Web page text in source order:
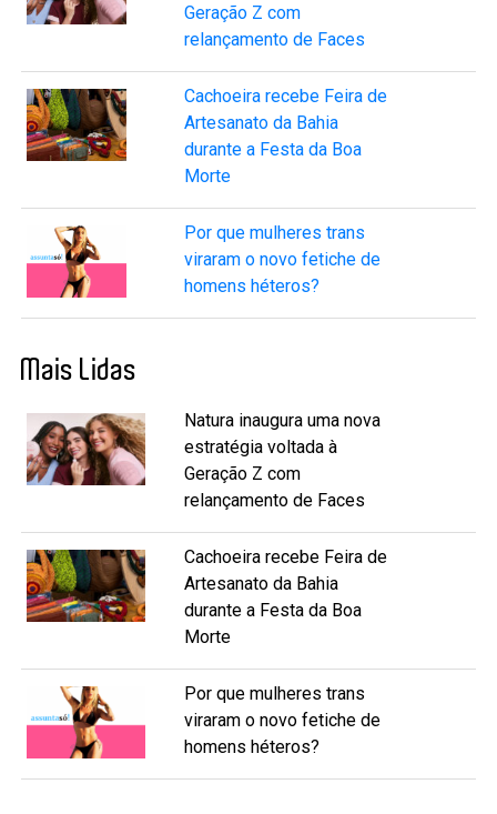
Geração Z com
relançamento de Faces
Cachoeira recebe Feira de
Artesanato da Bahia
durante a Festa da Boa
Morte
Por que mulheres trans
viraram o novo fetiche de
homens héteros?
Mais Lidas
Natura inaugura uma nova
estratégia voltada à
Geração Z com
relançamento de Faces
Cachoeira recebe Feira de
Artesanato da Bahia
durante a Festa da Boa
Morte
Por que mulheres trans
viraram o novo fetiche de
homens héteros?